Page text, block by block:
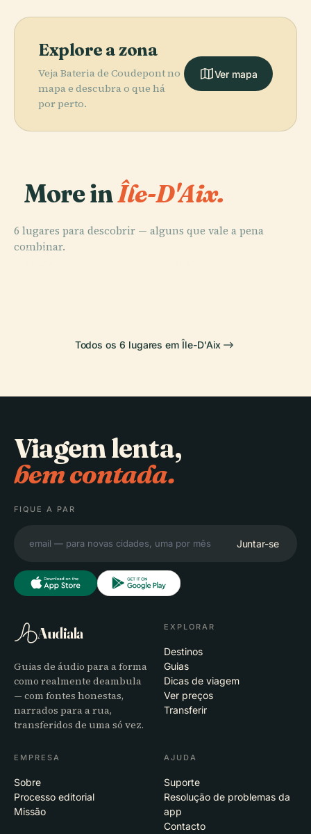
Explore a zona
Veja Bateria de Coudepont no
mapa e descubra o que há
por perto.
Ver mapa
More inÎle-D'Aix.
6 lugares para descobrir — alguns que vale a pena
combinar.
PLACE
PLACE
Todos os 6 lugares em Île-D'Aix
Viagem lenta,
bem contada.
FIQUE A PAR
Juntar-se
Audiala
Guias de áudio para a forma
como realmente deambula
— com fontes honestas,
narrados para a rua,
transferidos de uma só vez.
EXPLORAR
Destinos
Guias
Dicas de viagem
Ver preços
Transferir
EMPRESA
Sobre
Processo editorial
Missão
AJUDA
Suporte
Resolução de problemas da
app
Contacto